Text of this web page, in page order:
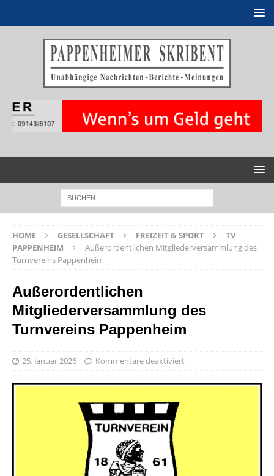
HOME GESELLSCHAFT FREIZEIT & SPORT
TV
PAPPENHEIM
Außerordentlichen Mitgliederversammlung des
Turnvereins Pappenheim
Außerordentlichen
Mitgliederversammlung des
Turnvereins Pappenheim
25. Januar 2026 Kommentare deaktiviert